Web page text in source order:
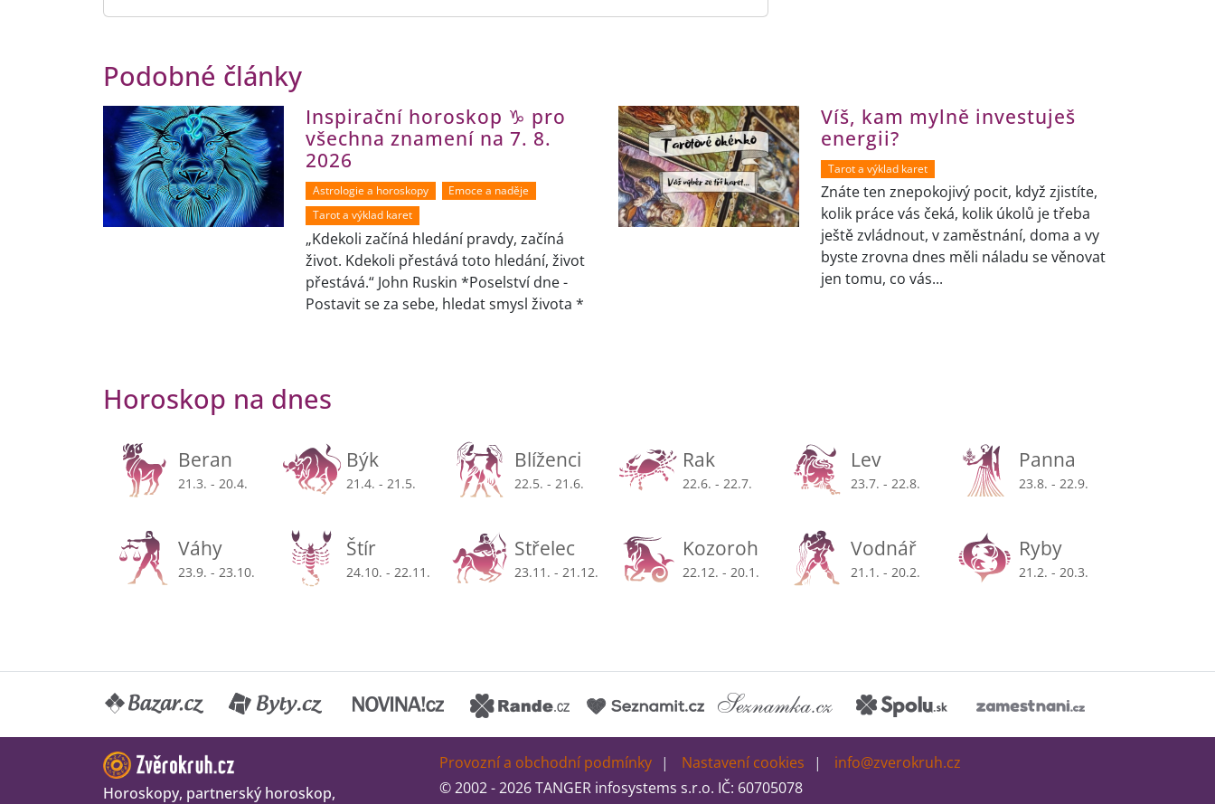
Podobné články
Inspirační horoskop ♑ pro
všechna znamení na 7. 8.
2026
Astrologie a horoskopy
Emoce a naděje
Tarot a výklad karet
„Kdekoli začíná hledání pravdy, začíná
život. Kdekoli přestává toto hledání, život
přestává.“ John Ruskin *Poselství dne -
Postavit se za sebe, hledat smysl života *
Víš, kam mylně investuješ
energii?
Tarot a výklad karet
Znáte ten znepokojivý pocit, když zjistíte,
kolik práce vás čeká, kolik úkolů je třeba
ještě zvládnout, v zaměstnání, doma a vy
byste zrovna dnes měli náladu se věnovat
jen tomu, co vás...
Horoskop na dnes
Beran
21.3. - 20.4.
Býk
21.4. - 21.5.
Blíženci
22.5. - 21.6.
Rak
22.6. - 22.7.
Lev
23.7. - 22.8.
Panna
23.8. - 22.9.
Váhy
23.9. - 23.10.
Štír
24.10. - 22.11.
Střelec
23.11. - 21.12.
Kozoroh
22.12. - 20.1.
Vodnář
21.1. - 20.2.
Ryby
21.2. - 20.3.
Horoskopy, partnerský horoskop,
Provozní a obchodní podmínky Nastavení cookies
info@zverokruh.cz
© 2002 - 2026 TANGER infosystems s.r.o. IČ: 60705078